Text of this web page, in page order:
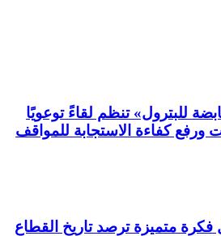
للبترول» تنظم لقاءً توعويًا
ورفع كفاءة الاستجابة للمواقف
فكرة متميزة ترصد تاريخ القطاع